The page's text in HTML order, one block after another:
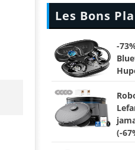
Les Bons
-
(-